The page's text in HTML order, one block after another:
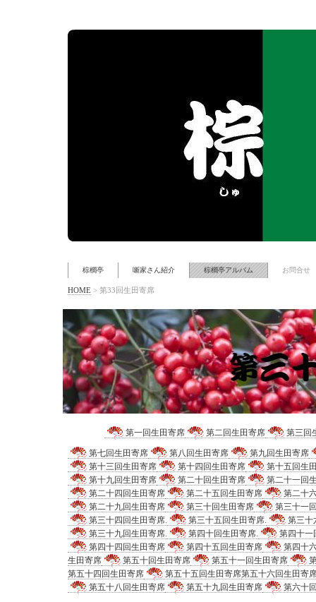
棕櫚亭 噺家さん紹介 棕櫚亭アルバム お問合せ
HOME> 第33回生田寄席
第一回生田寄席 第二回生田寄席 第三回
第七回生田寄席 第八回生田寄席
第九回生田寄席
第十三回生田寄席
第十四回生田寄席
第十五回生
第十九回生田寄席
第二十回生田寄席
第二十一回
第二十四回生田寄席
第二十五回生田寄席
第二十
第二十九回生田寄席
第三十回生田寄席
第三十一
第三十四回生田寄席.
第三十五回生田寄席.
第三十
第三十九回生田寄席.
第四十回生田寄席.
第四十一
第四十四回生田寄席
第四十五回生田寄席
第四十
生田寄席
第五十回生田寄席 第五十一回生田寄席
第五十四回生田寄席
第五十五回生田寄席第五十六回生田寄
第五十八回生田寄席
第五十九回生田寄席 第六十